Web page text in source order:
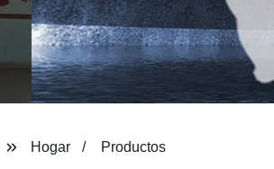
Hogar Productos